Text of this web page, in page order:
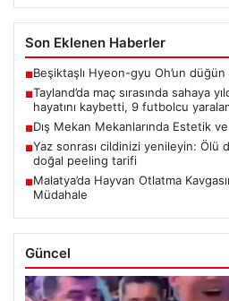
Son Eklenen Haberler
■Beşiktaşlı Hyeon-gyu Oh’un düğün
■Tayland’da maç sırasında sahaya
hayatını kaybetti, 9 futbolcu
■Dış Mekan Mekanlarında Estetik
■Yaz sonrası cildinizi yenileyin: Ölü
doğal peeling tarifi
■Malatya’da Hayvan Otlatma
Müdahale
Güncel